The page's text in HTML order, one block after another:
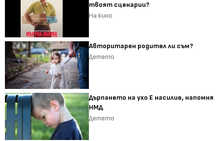
твоят сценарии?
На кино
Авторитарен родител ли съм?
Детето
Дърпането на ухо Е насилие, напомня
НМД
Детето